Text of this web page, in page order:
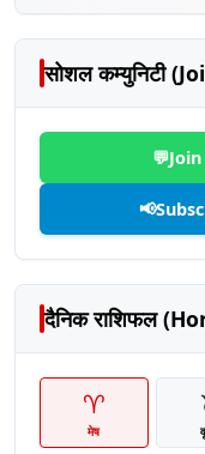
सोशल कम्युनिटी
💬
📢
दैनिक राशिफल
♈
मेष